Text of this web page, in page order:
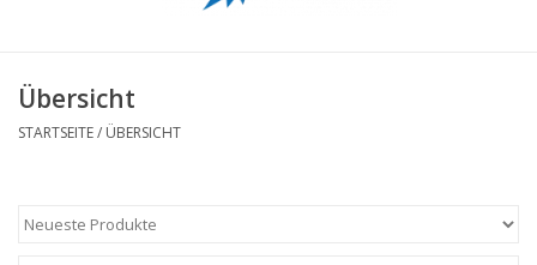
Übersicht
STARTSEITE/ ÜBERSICHT